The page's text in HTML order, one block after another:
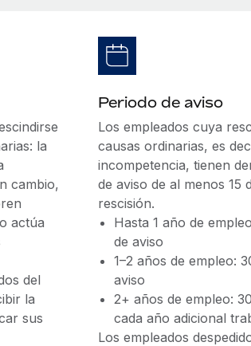
la
cambio,
actúa
del
la
sus
Periodo de aviso
Los empleados cuya
causas ordinarias, es
incompetencia, tienen
de aviso de al menos 15
rescisión.
Hasta 1 año de
de aviso
1–2 años de empleo:
aviso
2+ años de empleo:
cada año adicional
Los empleados